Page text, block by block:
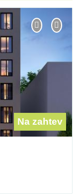
Na zahtev